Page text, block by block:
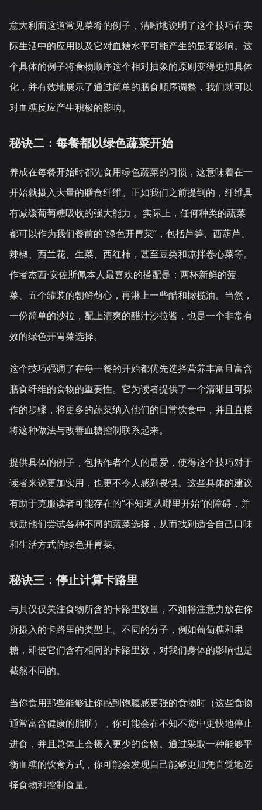
意大利面这道常见菜肴的例子，清晰地说明了这个技巧在实
际生活中的应用以及它对血糖水平可能产生的显著影响。这
个具体的例子将食物顺序这个相对抽象的原则变得更加具体
化，并有效地展示了通过简单的膳食顺序调整，我们就可以
对血糖反应产生积极的影响。
秘诀二：每餐都以绿色蔬菜开始
养成在每餐开始时都先食用绿色蔬菜的习惯，这意味着在一
开始就摄入大量的膳食纤维。正如我们之前提到的，纤维具
有减缓葡萄糖吸收的强大能力 。实际上，任何种类的蔬菜
都可以作为我们餐前的“绿色开胃菜”，包括芦笋、西葫芦、
辣椒、西兰花、生菜、西红柿，甚至豆类和凉拌卷心菜等。
作者杰西·安佐斯佩本人最喜欢的搭配是：两杯新鲜的菠
菜、五个罐装的朝鲜蓟心，再淋上一些醋和橄榄油。当然，
一份简单的沙拉，配上清爽的醋汁沙拉酱，也是一个非常有
效的绿色开胃菜选择。
这个技巧强调了在每一餐的开始都优先选择营养丰富且富含
膳食纤维的食物的重要性。它为读者提供了一个清晰且可操
作的步骤，将更多的蔬菜纳入他们的日常饮食中，并且直接
将这种做法与改善血糖控制联系起来。
提供具体的例子，包括作者个人的最爱，使得这个技巧对于
读者来说更加实用，也更不令人感到畏惧。这些具体的建议
有助于克服读者可能存在的“不知道从哪里开始”的障碍，并
鼓励他们尝试各种不同的蔬菜选择，从而找到适合自己口味
和生活方式的绿色开胃菜。
秘诀三：停止计算卡路里
与其仅仅关注食物所含的卡路里数量，不如将注意力放在你
所摄入的卡路里的类型上。不同的分子，例如葡萄糖和果
糖，即使它们含有相同的卡路里数，对我们身体的影响也是
截然不同的。
当你食用那些能够让你感到饱腹感更强的食物时（这些食物
通常富含健康的脂肪），你可能会在不知不觉中更快地停止
进食，并且总体上会摄入更少的食物。通过采取一种能够平
衡血糖的饮食方式，你可能会发现自己能够更加凭直觉地选
择食物和控制食量。